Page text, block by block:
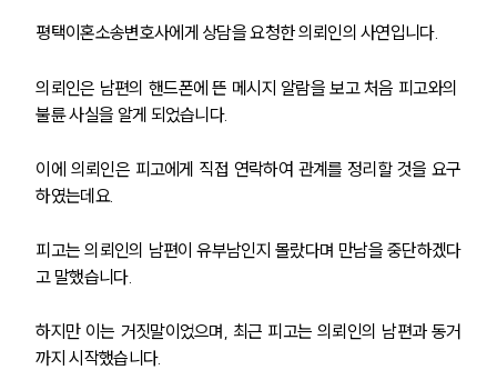
평택이혼소송변호사에게 상담을 요청한 의뢰인의 사연입니다.
의뢰인은 남편의 핸드폰에 뜬 메시지 알람을 보고 처음 피고와의
불륜 사실을 알게 되었습니다.
이에 의뢰인은 피고에게 직접 연락하여 관계를 정리할 것을 요구
하였는데요.
피고는 의뢰인의 남편이 유부남인지 몰랐다며 만남을 중단하겠다
고 말했습니다.
하지만 이는 거짓말이었으며, 최근 피고는 의뢰인의 남편과 동거
까지 시작했습니다.